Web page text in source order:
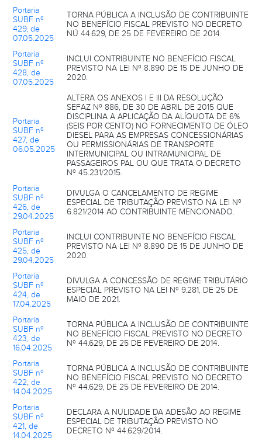
Portaria
SUBF nº
429, de
07.05.2025
TORNA PÚBLICA A INCLUSÃO DE CONTRIBUINTE
NO BENEFÍCIO FISCAL PREVISTO NO DECRETO
NÚ 44.629, DE 25 DE FEVEREIRO DE 2014.
Portaria
SUBF nº
428, de
07.05.2025
INCLUI CONTRIBUINTE NO BENEFÍCIO FISCAL
PREVISTO NA LEI Nº 8.890 DE 15 DE JUNHO DE
2020.
Portaria
SUBF nº
427, de
06.05.2025
ALTERA OS ANEXOS I E III DA RESOLUÇÃO
SEFAZ Nº 886, DE 30 DE ABRIL DE 2015 QUE
DISCIPLINA A APLICAÇÃO DA ALÍQUOTA DE 6%
(SEIS POR CENTO) NO FORNECIMENTO DE ÓLEO
DIESEL PARA AS EMPRESAS CONCESSIONÁRIAS
OU PERMISSIONÁRIAS DE TRANSPORTE
INTERMUNICIPAL OU INTRAMUNICIPAL DE
PASSAGEIROS PAL OU QUE TRATA O DECRETO
Nº 45.231/2015.
Portaria
SUBF nº
426, de
29.04.2025
DIVULGA O CANCELAMENTO DE REGIME
ESPECIAL DE TRIBUTAÇÃO PREVISTO NA LEI Nº
6.821/2014 AO CONTRIBUINTE MENCIONADO.
Portaria
SUBF nº
425, de
29.04.2025
INCLUI CONTRIBUINTE NO BENEFÍCIO FISCAL
PREVISTO NA LEI Nº 8.890 DE 15 DE JUNHO DE
2020.
Portaria
SUBF nº
424, de
17.04.2025
DIVULGA A CONCESSÃO DE REGIME TRIBUTÁRIO
ESPECIAL PREVISTO NA LEI Nº 9.281, DE 25 DE
MAIO DE 2021.
Portaria
SUBF nº
423, de
16.04.2025
TORNA PÚBLICA A INCLUSÃO DE CONTRIBUINTE
NO BENEFÍCIO FISCAL PREVISTO NO DECRETO
Nº 44.629, DE 25 DE FEVEREIRO DE 2014.
Portaria
SUBF nº
422, de
14.04.2025
TORNA PÚBLICA A INCLUSÃO DE CONTRIBUINTE
NO BENEFÍCIO FISCAL PREVISTO NO DECRETO
Nº 44.629, DE 25 DE FEVEREIRO DE 2014.
Portaria
SUBF nº
421, de
14.04.2025
DECLARA A NULIDADE DA ADESÃO AO REGIME
ESPECIAL DE TRIBUTAÇÃO PREVISTO NO
DECRETO Nº 44.629/2014.